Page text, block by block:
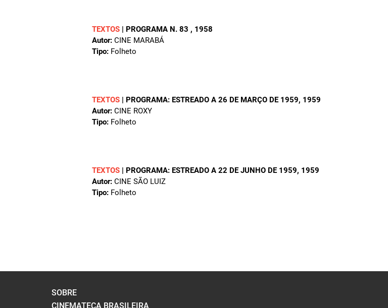
TEXTOS | PROGRAMA N. 83 , 1958
Autor: CINE MARABÁ
Tipo: Folheto
TEXTOS | PROGRAMA: ESTREADO A 26 DE MARÇO DE 1959, 1959
Autor: CINE ROXY
Tipo: Folheto
TEXTOS | PROGRAMA: ESTREADO A 22 DE JUNHO DE 1959, 1959
Autor: CINE SÃO LUIZ
Tipo: Folheto
SOBRE
CINEMATECA BRASILEIRA